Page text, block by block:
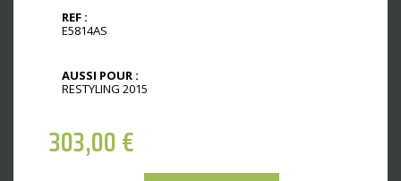
REF :
E5814AS
AUSSI POUR :
RESTYLING 2015
303,00€